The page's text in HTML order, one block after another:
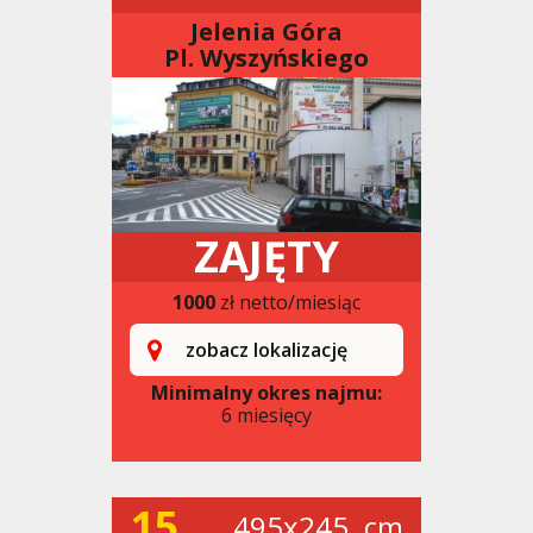
Jelenia Góra
Pl. Wyszyńskiego
ZAJĘTY
1000 zł netto/miesiąc
zobacz lokalizację
Minimalny okres najmu:
6 miesięcy